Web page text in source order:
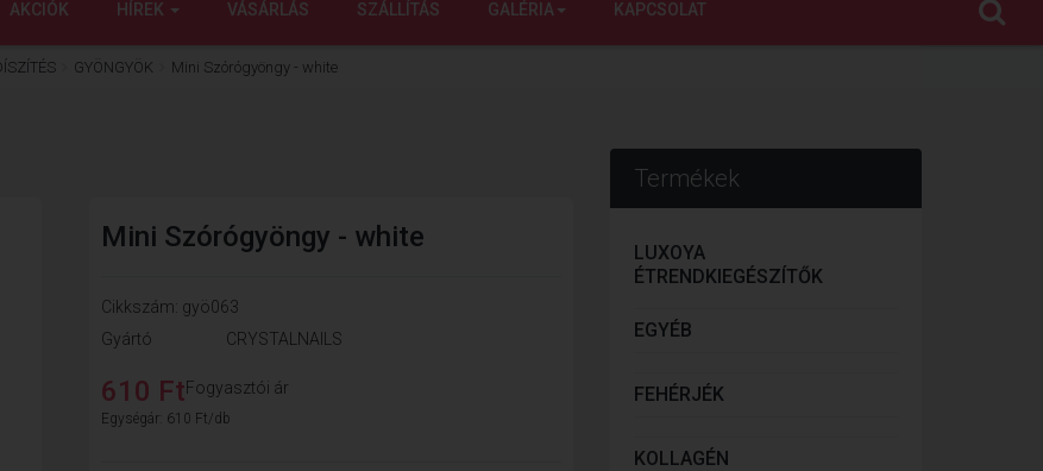
AKCIÓK HÍREK VÁSÁRLÁS SZÁLLÍTÁS GALÉRIA KAPCSOLAT
GYÖNGYÖK Mini Szórógyöngy - white
Mini Szórógyöngy - white
Cikkszám: gyö063
Gyártó
CRYSTALNAILS
Fogyasztói ár
610 Ft
Egységár: 610 Ft/db
Termékek
LUXOYA
ÉTRENDKIEGÉSZÍTŐK
EGYÉB
FEHÉRJÉK
KOLLAGÉN